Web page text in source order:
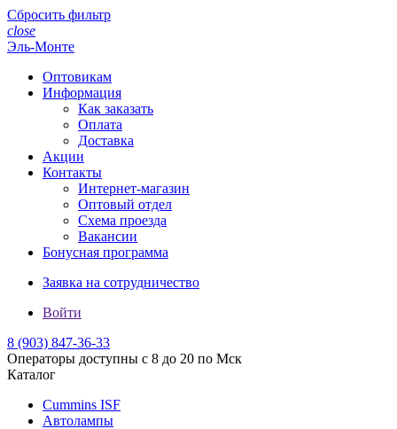
Сбросить фильтр
close
Эль-Монте
Оптовикам
Информация
Как заказать
Оплата
Доставка
Акции
Контакты
Интернет-магазин
Оптовый отдел
Схема проезда
Вакансии
Бонусная программа
Заявка на сотрудничество
Войти
8 (903) 847-36-33
Операторы доступны с 8 до 20 по Мск
Каталог
Cummins ISF
Автолампы